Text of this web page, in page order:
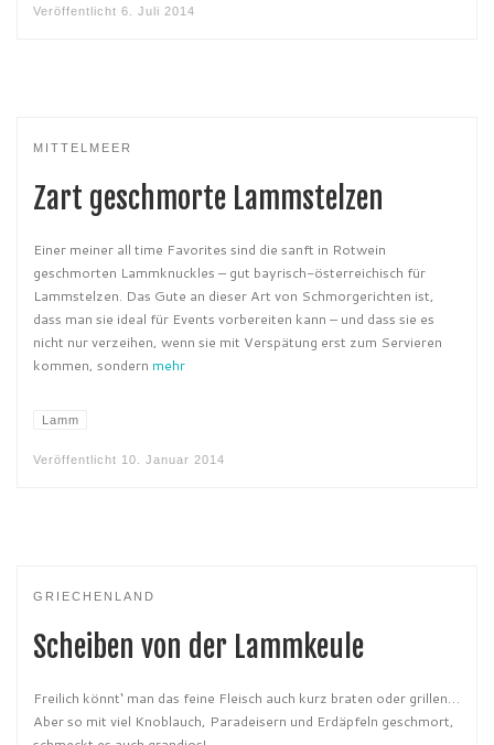
Veröffentlicht 6. Juli 2014
MITTELMEER
Zart geschmorte Lammstelzen
Einer meiner all time Favorites sind die sanft in Rotwein
geschmorten Lammknuckles – gut bayrisch-österreichisch für
Lammstelzen. Das Gute an dieser Art von Schmorgerichten ist,
dass man sie ideal für Events vorbereiten kann – und dass sie es
nicht nur verzeihen, wenn sie mit Verspätung erst zum Servieren
kommen, sondern mehr
Lamm
Veröffentlicht 10. Januar 2014
GRIECHENLAND
Scheiben von der Lammkeule
Freilich könnt‘ man das feine Fleisch auch kurz braten oder grillen…
Aber so mit viel Knoblauch, Paradeisern und Erdäpfeln geschmort,